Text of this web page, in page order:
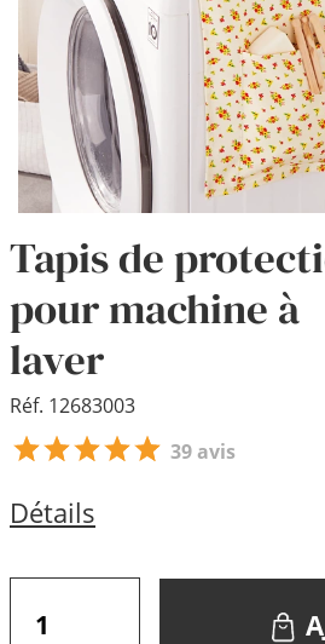
Tapis de
pour machine à
laver
Réf. 12683003
39 avis
Détails